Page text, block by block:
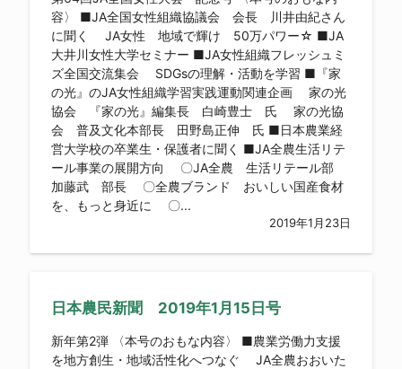
容〉 ■JA全国女性組織協議会 会長 川井由紀さん
に聞く JA女性 地域で輝け 50万パワー☆ ■JA
大井川女性大学セミナー ■JA女性組織フレッシュミ
ズ全国交流集会 SDGsの理解・活動を学習 ■『家
の光』のJA女性組織学習実践運動関連企画 家の光
協会 『家の光』編集長 白崎豊士 氏 家の光協
会 普及文化本部長 田野島正伸 氏 ■日本農業経
営大学校の卒業生・保護者に聞く ■JA全農生活リテ
ール事業の展開方向 〇JA全農 生活リテール部
加藤武 部長 〇全農ブランド おいしい国産食材
を、もっと身近に 〇...
2019年1月23日
日本農民新聞 2019年1月15日号
新年第2弾 〈本号のおもな内容〉 ■農業労働力支援
を地方創生・地域活性化へつなぐ JA全農おおいた